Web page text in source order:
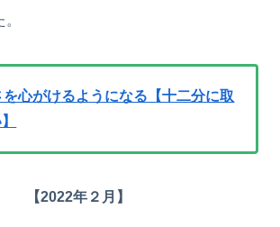
心がけるようになる【十二分に取
【2022年２月】